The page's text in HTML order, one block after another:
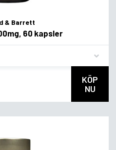
& Barrett
60 kapsler
KÖP
NU